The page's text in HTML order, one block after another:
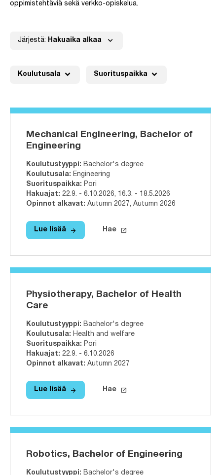
oppimistehtäviä sekä verkko-opiskelua.
Koulutusala expand_more Suorituspaikka expand_more
Järjestä: Hakuaika alkaa expand_more
Mechanical Engineering, Bachelor of
Engineering
Koulutustyyppi: Bachelor's degree
Koulutusala: Engineering
Suorituspaikka: Pori
Hakuajat: 22.9. - 6.10.2026, 16.3. - 18.5.2026
Opinnot alkavat: Autumn 2027, Autumn 2026
Lue lisää Mechanical Engineering, Bachelor
Lue lisää arrow_forward
Hae tähän tutkinto-
Hae launch
Physiotherapy, Bachelor of Health
Care
Koulutustyyppi: Bachelor's degree
Koulutusala: Health and welfare
Suorituspaikka: Pori
Hakuajat: 22.9. - 6.10.2026
Opinnot alkavat: Autumn 2027
Lue lisää Physiotherapy, Bachelor of Health
Lue lisää arrow_forward
Hae tähän tutkinto-
Hae launch
Robotics, Bachelor of Engineering
Koulutustyyppi: Bachelor's degree